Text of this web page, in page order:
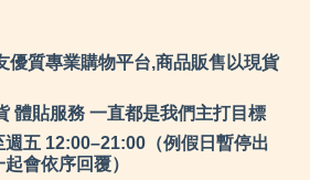
優質專業購物平台,商品販售以現貨
體貼服務 一直都是我們主打目標
週五 12:00–21:00（例假日暫停出
會依序回覆）